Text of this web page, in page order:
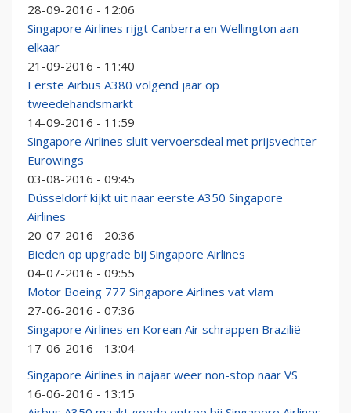
28-09-2016 - 12:06
Singapore Airlines rijgt Canberra en Wellington aan
elkaar
21-09-2016 - 11:40
Eerste Airbus A380 volgend jaar op
tweedehandsmarkt
14-09-2016 - 11:59
Singapore Airlines sluit vervoersdeal met prijsvechter
Eurowings
03-08-2016 - 09:45
Düsseldorf kijkt uit naar eerste A350 Singapore
Airlines
20-07-2016 - 20:36
Bieden op upgrade bij Singapore Airlines
04-07-2016 - 09:55
Motor Boeing 777 Singapore Airlines vat vlam
27-06-2016 - 07:36
Singapore Airlines en Korean Air schrappen Brazilië
17-06-2016 - 13:04
Singapore Airlines in najaar weer non-stop naar VS
16-06-2016 - 13:15